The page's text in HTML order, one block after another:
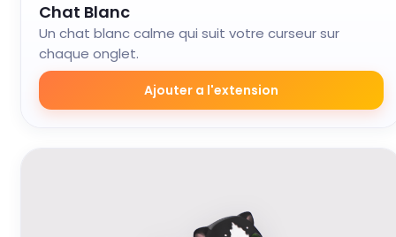
Chat Blanc
Un chat blanc calme qui suit votre curseur sur
chaque onglet.
Ajouter a l'extension